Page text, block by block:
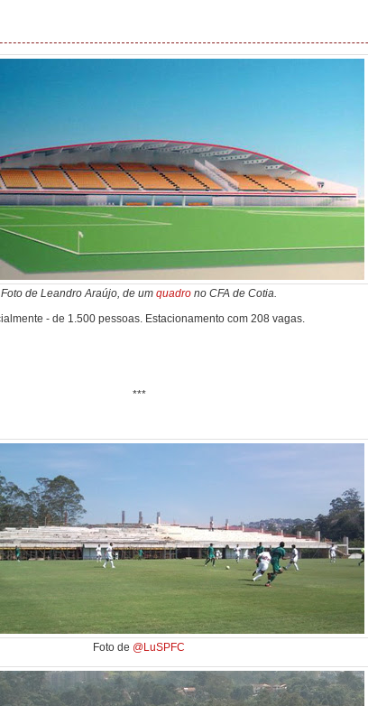
Foto de Leandro Araújo, de um quadro no CFA de Cotia.
- de 1.500 pessoas. Estacionamento com 208 vagas.
***
Foto de @LuSPFC